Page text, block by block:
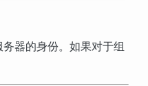
器的身份。如果对于组